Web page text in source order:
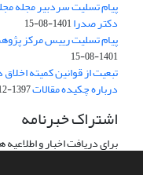
پیام تسلیت سردبیر مجله
دکتر صدرا1401-08-15
پیام تسلیت رییس مرکز
1401-08-15
تبعیت از قوانین کمیته اخلاق
درباره چکیده مقالات1397-12-27
اشتراک خبرنامه
برای دریافت اخبار و